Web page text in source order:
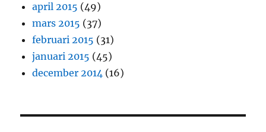
april 2015 (49)
mars 2015 (37)
februari 2015 (31)
januari 2015 (45)
december 2014 (16)